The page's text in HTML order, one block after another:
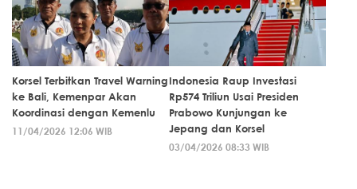
Korsel Terbitkan Travel Warning
ke Bali, Kemenpar Akan
Koordinasi dengan Kemenlu
11/04/2026 12:06 WIB
Indonesia Raup Investasi
Rp574 Triliun Usai Presiden
Prabowo Kunjungan ke
Jepang dan Korsel
03/04/2026 08:33 WIB